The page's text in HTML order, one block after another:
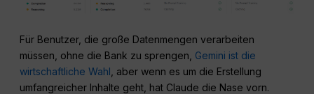
Für Benutzer, die große Datenmengen verarbeiten
müssen, ohne die Bank zu sprengen, Gemini ist die
wirtschaftliche Wahl , aber wenn es um die Erstellung
umfangreicher Inhalte geht, hat Claude die Nase vorn.